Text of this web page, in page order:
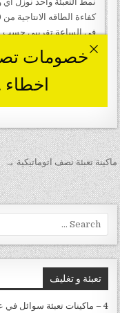
تصفّح المقالات
ماكينة تعبئة نصف اتوماتيكية →
Search for:
تعبئة و تغليف
4 – ماكينات تعبئة سوائل في عبوات و اكياس